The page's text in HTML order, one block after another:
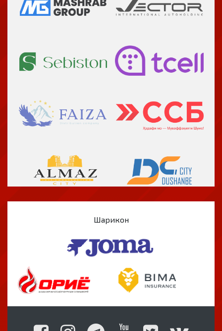
Шарикон